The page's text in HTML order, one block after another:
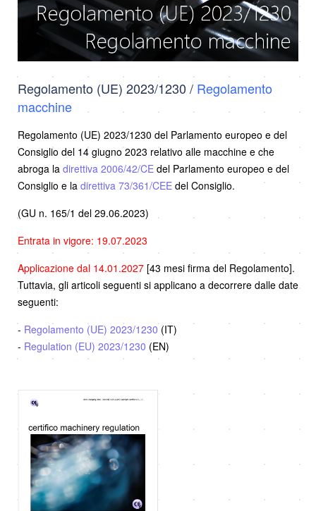
Regolamento (UE) 2023/1230 / Regolamento
macchine
Regolamento (UE) 2023/1230 del Parlamento europeo e del
Consiglio del 14 giugno 2023 relativo alle macchine e che
abroga la direttiva 2006/42/CE del Parlamento europeo e del
Consiglio e la direttiva 73/361/CEE del Consiglio.
(GU n. 165/1 del 29.06.2023)
Entrata in vigore: 19.07.2023
Applicazione dal 14.01.2027 [43 mesi firma del Regolamento].
Tuttavia, gli articoli seguenti si applicano a decorrere dalle date
seguenti:
- Regolamento (UE) 2023/1230 (IT)
- Regulation (EU) 2023/1230 (EN)